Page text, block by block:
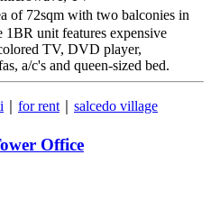
72sqm with two balconies in
1BR unit features expensive
TV, DVD player,
a/c's and queen-sized bed.
for rent salcedo village
Office